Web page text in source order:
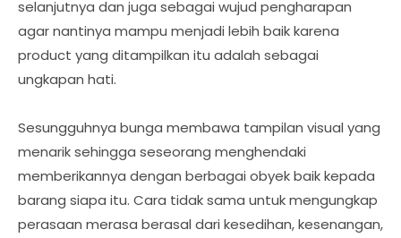
selanjutnya dan juga sebagai wujud pengharapan
agar nantinya mampu menjadi lebih baik karena
product yang ditampilkan itu adalah sebagai
ungkapan hati.
Sesungguhnya bunga membawa tampilan visual yang
menarik sehingga seseorang menghendaki
memberikannya dengan berbagai obyek baik kepada
barang siapa itu. Cara tidak sama untuk mengungkap
perasaan merasa berasal dari kesedihan, kesenangan,